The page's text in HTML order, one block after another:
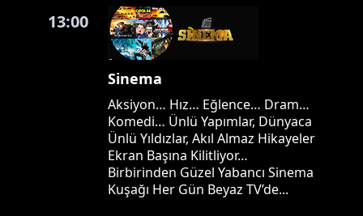
13:00
Sinema
Aksiyon… Hız… Eğlence… Dram…
Komedi… Ünlü Yapımlar, Dünyaca
Ünlü Yıldızlar, Akıl Almaz Hikayeler
Ekran Başına Kilitliyor…
Birbirinden Güzel Yabancı Sinema
Kuşağı Her Gün Beyaz TV’de...